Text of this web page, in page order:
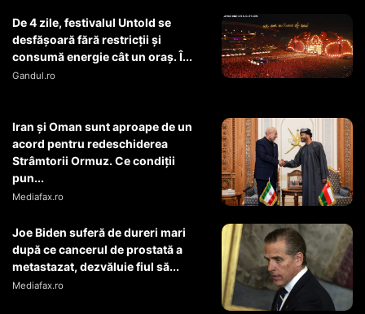
De 4 zile, festivalul Untold se
desfășoară fără restricții și
consumă energie cât un oraș. Î...
Gandul.ro
Iran și Oman sunt aproape de un
acord pentru redeschiderea
Strâmtorii Ormuz. Ce condiții
pun...
Mediafax.ro
Joe Biden suferă de dureri mari
după ce cancerul de prostată a
metastazat, dezvăluie fiul să...
Mediafax.ro